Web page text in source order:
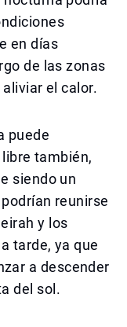
en días
de las zonas
el calor.
puede
también,
siendo un
reunirse
y los
tarde, ya que
a descender
del sol.